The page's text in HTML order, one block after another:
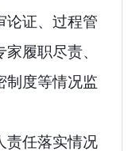
论证、过程管
履职尽责、
制度等情况监
责任落实情况